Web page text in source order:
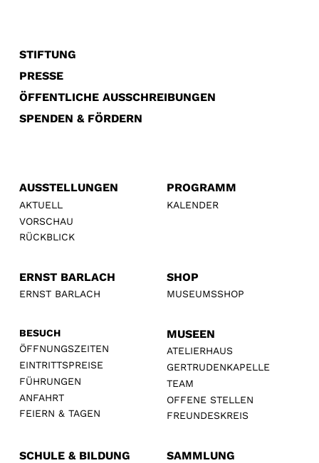
STIFTUNG
PRESSE
ÖFFENTLICHE AUSSCHREIBUNGEN
SPENDEN & FÖRDERN
AUSSTELLUNGEN
AKTUELL
VORSCHAU
RÜCKBLICK
PROGRAMM
KALENDER
ERNST BARLACH
ERNST BARLACH
SHOP
MUSEUMSSHOP
BESUCH
ÖFFNUNGSZEITEN
EINTRITTSPREISE
FÜHRUNGEN
ANFAHRT
FEIERN & TAGEN
MUSEEN
ATELIERHAUS
GERTRUDENKAPELLE
TEAM
OFFENE STELLEN
FREUNDESKREIS
SCHULE & BILDUNG SAMMLUNG